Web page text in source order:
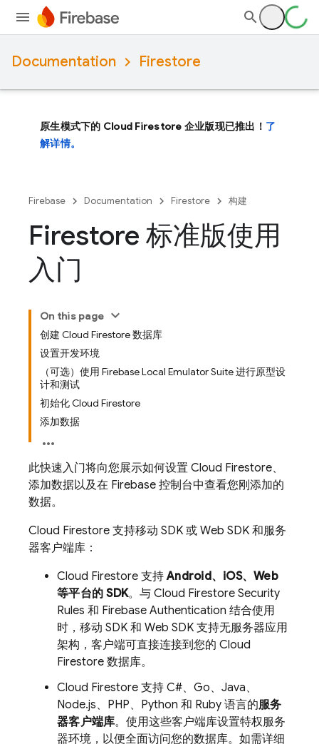
Documentation Firestore
原生模式下的 Cloud Firestore 企业版现已推出！ 了
解详情。
Firebase Documentation Firestore 构建
Firestore 标准版使用
入门
On this page
创建 Cloud Firestore 数据库
设置开发环境
（可选）使用 Firebase Local Emulator Suite 进行原型设
计和测试
初始化 Cloud Firestore
添加数据
此快速入门将向您展示如何设置 Cloud Firestore、
添加数据以及在 Firebase 控制台中查看您刚添加的
数据。
Cloud Firestore 支持移动 SDK 或 Web SDK 和服务
器客户端库：
Cloud Firestore 支持Android、iOS、Web
等平台的 SDK。与 Cloud Firestore Security
Rules 和 Firebase Authentication 结合使用
时，移动 SDK 和 Web SDK 支持无服务器应用
架构，客户端可直接连接到您的 Cloud
Firestore 数据库。
Cloud Firestore 支持 C#、Go、Java、
Node.js、PHP、Python 和 Ruby 语言的服务
器客户端库。使用这些客户端库设置特权服务
器环境，以便全面访问您的数据库。如需详细